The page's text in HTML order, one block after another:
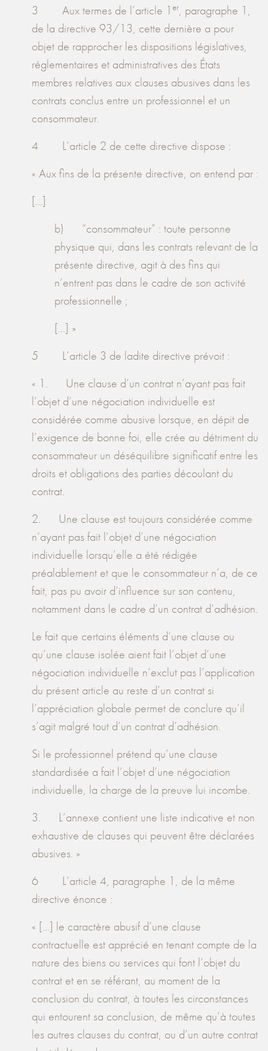
3 Aux termes de l’article 1 er, paragraphe 1,
de la directive 93/13, cette dernière a pour
objet de rapprocher les dispositions législatives,
réglementaires et administratives des États
membres relatives aux clauses abusives dans les
contrats conclus entre un professionnel et un
consommateur.
4 L’article 2 de cette directive dispose :
« Aux fins de la présente directive, on entend par :
[...]
b) “consommateur” : toute personne
physique qui, dans les contrats relevant de la
présente directive, agit à des fins qui
n’entrent pas dans le cadre de son activité
professionnelle ;
[...] »
5 L’article 3 de ladite directive prévoit :
« 1. Une clause d’un contrat n’ayant pas fait
l’objet d’une négociation individuelle est
considérée comme abusive lorsque, en dépit de
l’exigence de bonne foi, elle crée au détriment du
consommateur un déséquilibre significatif entre les
droits et obligations des parties découlant du
contrat.
2. Une clause est toujours considérée comme
n’ayant pas fait l’objet d’une négociation
individuelle lorsqu’elle a été rédigée
préalablement et que le consommateur n’a, de ce
fait, pas pu avoir d’influence sur son contenu,
notamment dans le cadre d’un contrat d’adhésion.
Le fait que certains éléments d’une clause ou
qu’une clause isolée aient fait l’objet d’une
négociation individuelle n’exclut pas l’application
du présent article au reste d’un contrat si
l’appréciation globale permet de conclure qu’il
s’agit malgré tout d’un contrat d’adhésion.
Si le professionnel prétend qu’une clause
standardisée a fait l’objet d’une négociation
individuelle, la charge de la preuve lui incombe.
3. L’annexe contient une liste indicative et non
exhaustive de clauses qui peuvent être déclarées
abusives. »
6 L’article 4, paragraphe 1, de la même
directive énonce :
« [...] le caractère abusif d’une clause
contractuelle est apprécié en tenant compte de la
nature des biens ou services qui font l’objet du
contrat et en se référant, au moment de la
conclusion du contrat, à toutes les circonstances
qui entourent sa conclusion, de même qu’à toutes
les autres clauses du contrat, ou d’un autre contrat